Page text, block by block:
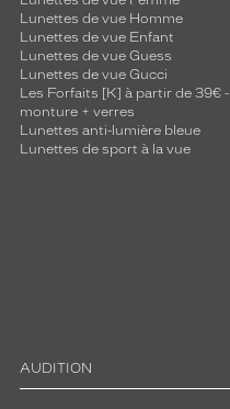
Lunettes de vue Homme
Lunettes de vue Enfant
Lunettes de vue Guess
Lunettes de vue Gucci
Les Forfaits [K] à partir de 39€ -
monture + verres
Lunettes anti-lumière bleue
Lunettes de sport à la vue
AUDITION